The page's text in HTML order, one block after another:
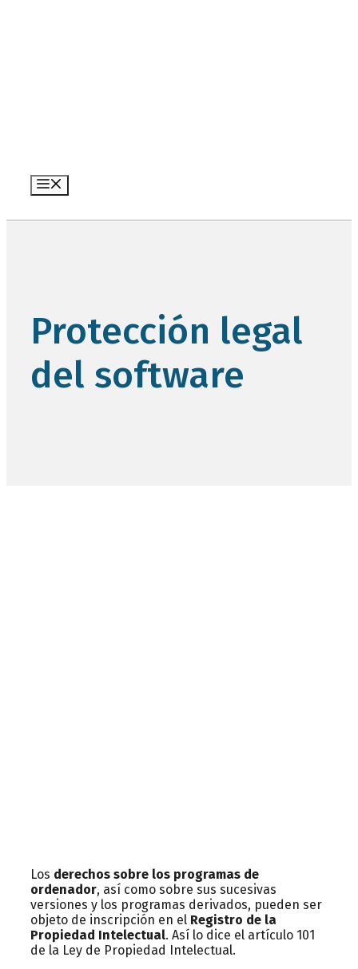
Protección legal
del software
Los derechos sobre los programas de
ordenador, así como sobre sus sucesivas
versiones y los programas derivados, pueden ser
objeto de inscripción en el Registro de la
Propiedad Intelectual. Así lo dice el artículo 101
de la Ley de Propiedad Intelectual.